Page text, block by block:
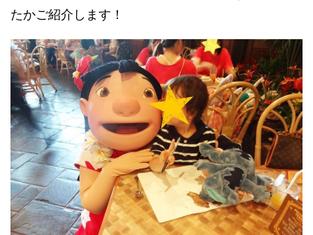
たかご紹介します！